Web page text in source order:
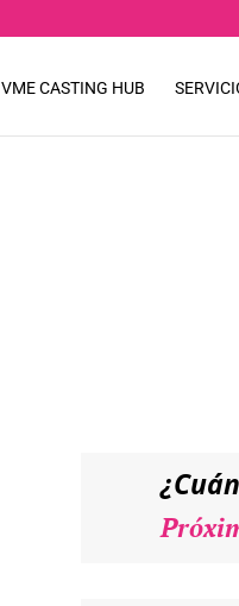
VME CASTING HUB